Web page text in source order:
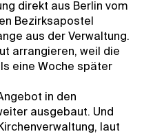
direkt aus Berlin vom
Bezirksapostel
aus der Verwaltung.
arrangieren, weil die
eine Woche später
in den
ausgebaut. Und
laut